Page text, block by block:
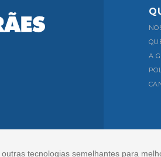
tecnologias semelhantes para
A